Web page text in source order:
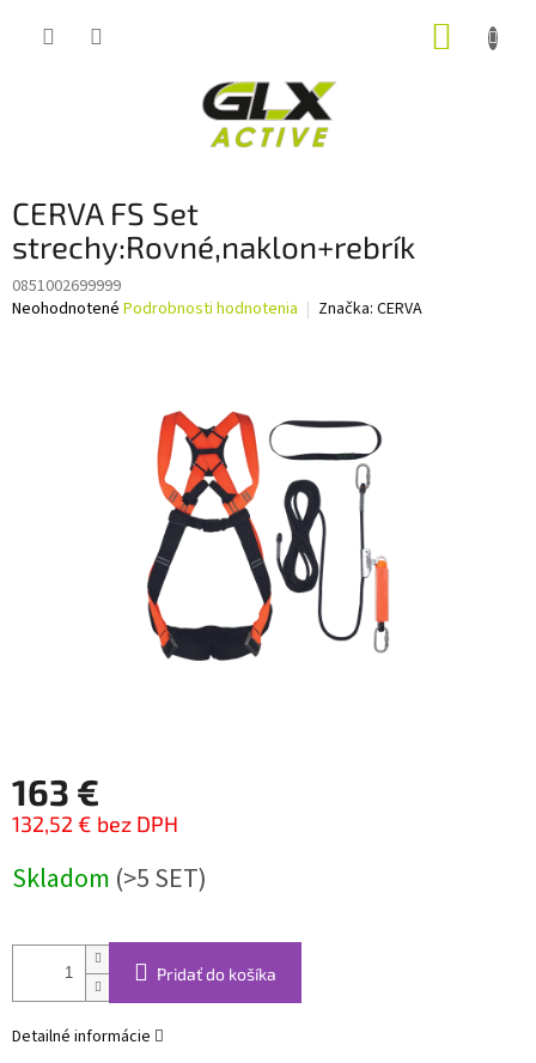
CERVA FS Set
strechy:Rovné,naklon+rebrík
0851002699999
Priemerné
Neohodnotené Podrobnosti hodnotenia Značka: CERVA
163 €
132,52 € bez DPH
cena:
Skladom (>5 SET)
Pridať do košíka
Detailné informácie